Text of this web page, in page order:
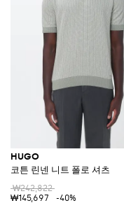
HUGO
코튼 린넨 니트 폴로 셔츠
₩242,822
₩145,697
-40%